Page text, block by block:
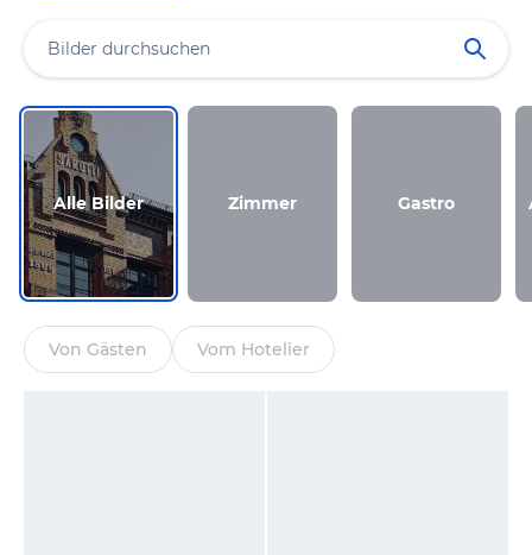
Alle Bilder Zimmer Gastro
Von Gästen Vom Hotelier